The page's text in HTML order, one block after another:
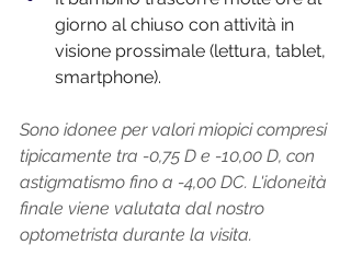
giorno al chiuso con attività in
visione prossimale (lettura, tablet,
smartphone).
Sono idonee per valori miopici compresi
tipicamente tra -0,75 D e -10,00 D, con
astigmatismo fino a -4,00 DC. L'idoneità
finale viene valutata dal nostro
optometrista durante la visita.